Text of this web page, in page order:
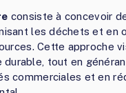
consiste à concevoir
les déchets et en
Cette approche
tout en
commerciales et en